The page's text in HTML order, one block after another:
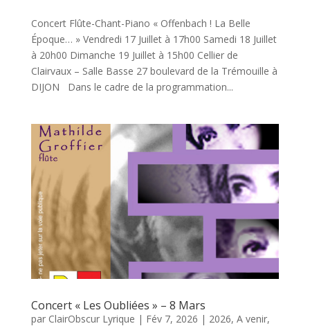
Concert Flûte-Chant-Piano « Offenbach ! La Belle
Époque… » Vendredi 17 Juillet à 17h00 Samedi 18 Juillet
à 20h00 Dimanche 19 Juillet à 15h00 Cellier de
Clairvaux – Salle Basse 27 boulevard de la Trémouille à
DIJON Dans le cadre de la programmation...
Concert « Les Oubliées » – 8 Mars
par ClairObscur Lyrique | Fév 7, 2026 | 2026, A venir,